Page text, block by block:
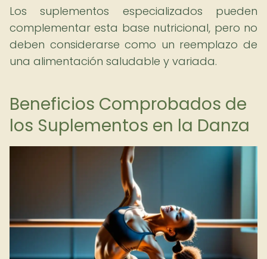
Los suplementos especializados pueden
complementar esta base nutricional, pero no
deben considerarse como un reemplazo de
una alimentación saludable y variada.
Beneficios Comprobados de
los Suplementos en la Danza